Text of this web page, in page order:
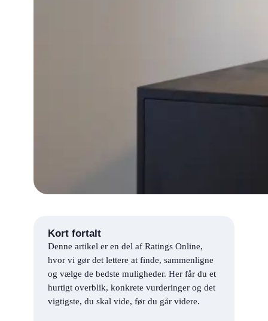
Kort fortalt
Denne artikel er en del af Ratings Online,
hvor vi gør det lettere at finde, sammenligne
og vælge de bedste muligheder. Her får du et
hurtigt overblik, konkrete vurderinger og det
vigtigste, du skal vide, før du går videre.